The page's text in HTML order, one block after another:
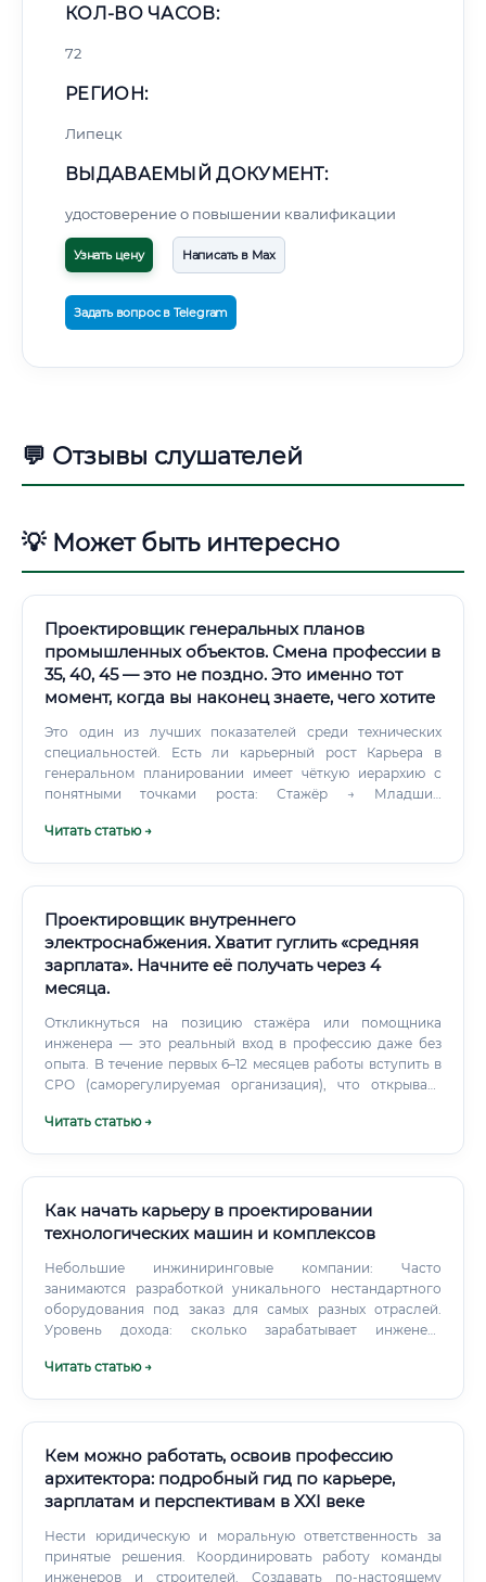
КОЛ-ВО ЧАСОВ:
72
РЕГИОН:
Липецк
ВЫДАВАЕМЫЙ ДОКУМЕНТ:
удостоверение о повышении квалификации
Узнать цену Написать в Max
Задать вопрос в Telegram
💬 Отзывы слушателей
💡 Может быть интересно
Проектировщик генеральных планов
промышленных объектов. Смена профессии в
35, 40, 45 — это не поздно. Это именно тот
момент, когда вы наконец знаете, чего хотите
Это один из лучших показателей среди технических
специальностей. Есть ли карьерный рост Карьера в
генеральном планировании имеет чёткую иерархию с
понятными точками роста: Стажёр → Младший
проектировщик → Главный специалист → ГИП (Главный
допуска СРО открывает возможность подписывать
проектную документацию ✅ Через 7–10 лет реально стать
ГИПом с доходом от 200 000 рублей в месяц Смежные
специальности: что выбрать и чем эта профессия лучше
Многие задаются вопросом: а зачем именно генеральные
планы? Давайте сравним эту специализацию с
ближайшими аналогами.
Читать статью →
Проектировщик внутреннего
электроснабжения. Хватит гуглить «средняя
зарплата». Начните её получать через 4
месяца.
Откликнуться на позицию стажёра или помощника
инженера — это реальный вход в профессию даже без
опыта. В течение первых 6–12 месяцев работы вступить в
СРО (саморегулируемая организация), что открывает
ценность специалиста. Какие документы требуются для
Читать статью →
Как начать карьеру в проектировании
технологических машин и комплексов
Небольшие инжиниринговые компании: Часто
занимаются разработкой уникального нестандартного
оборудования под заказ для самых разных отраслей.
Уровень дохода: сколько зарабатывает инженер-
Читать статью →
Кем можно работать, освоив профессию
архитектора: подробный гид по карьере,
зарплатам и перспективам в XXI веке
Нести юридическую и моральную ответственность за
принятые решения. Координировать работу команды
инженеров и строителей. Создавать по-настоящему